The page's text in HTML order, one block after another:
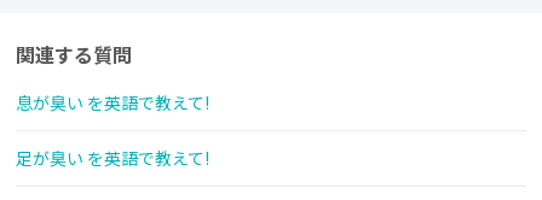
関連する質問
息が臭い を英語で教えて!
足が臭い を英語で教えて!